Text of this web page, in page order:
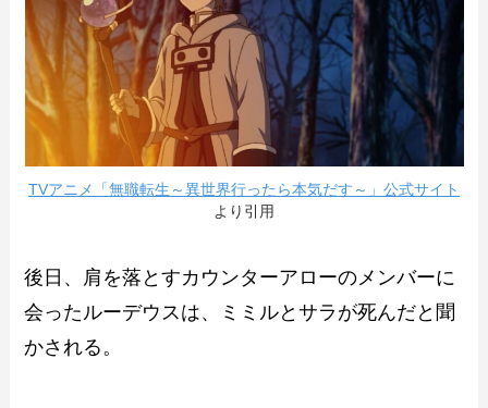
TVアニメ「無職転生～異世界行ったら本気だす～」公式サイト
より引用
後日、肩を落とすカウンターアローのメンバーに
会ったルーデウスは、ミミルとサラが死んだと聞
かされる。